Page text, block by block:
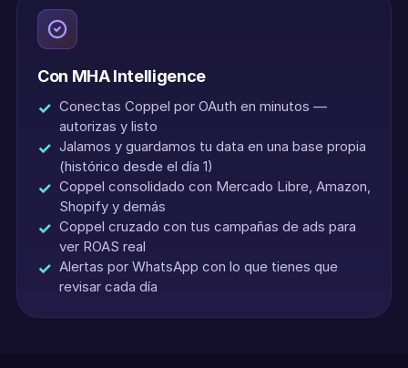
Con MHA Intelligence
Conectas Coppel por OAuth en minutos —
autorizas y listo
Jalamos y guardamos tu data en una base propia
(histórico desde el día 1)
Coppel consolidado con Mercado Libre, Amazon,
Shopify y demás
Coppel cruzado con tus campañas de ads para
ver ROAS real
Alertas por WhatsApp con lo que tienes que
revisar cada día